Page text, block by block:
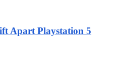
Apart Playstation 5